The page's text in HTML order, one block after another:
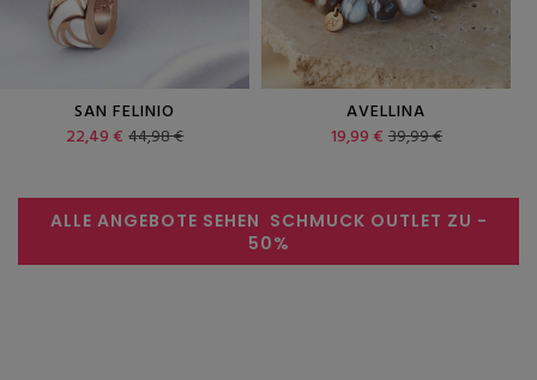
SAN FELINIO
22,49 € 44,98 €
AVELLINA
19,99 € 39,99 €
ALLE ANGEBOTE SEHEN SCHMUCK OUTLET ZU -
50%